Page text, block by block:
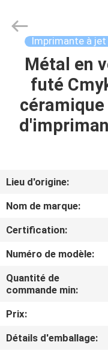
MAISON
PRODUITS
DE
NOUS
VISITE
D'USINE
CONTRÔLE
DE
QUALITÉ
And
Technology
Imprimante à
Métal en
futé
céramique
Lieu d'origine:
Nom de marque:
Certification:
Numéro de modèle:
Quantité de
commande min:
Prix:
Détails d'emballage: